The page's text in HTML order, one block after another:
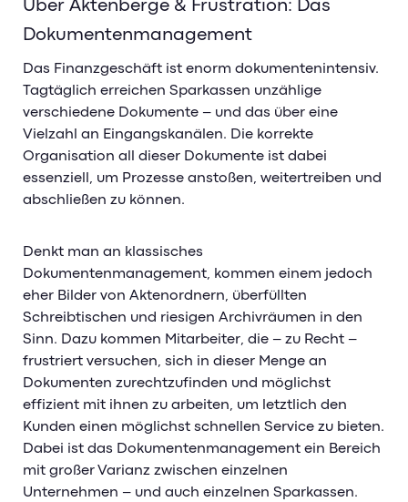
Über Aktenberge & Frustration: Das
Dokumentenmanagement
Das Finanzgeschäft ist enorm dokumentenintensiv.
Tagtäglich erreichen Sparkassen unzählige
verschiedene Dokumente – und das über eine
Vielzahl an Eingangskanälen. Die korrekte
Organisation all dieser Dokumente ist dabei
essenziell, um Prozesse anstoßen, weitertreiben und
abschließen zu können.
Denkt man an klassisches
Dokumentenmanagement, kommen einem jedoch
eher Bilder von Aktenordnern, überfüllten
Schreibtischen und riesigen Archivräumen in den
Sinn. Dazu kommen Mitarbeiter, die – zu Recht –
frustriert versuchen, sich in dieser Menge an
Dokumenten zurechtzufinden und möglichst
effizient mit ihnen zu arbeiten, um letztlich den
Kunden einen möglichst schnellen Service zu bieten.
Dabei ist das Dokumentenmanagement ein Bereich
mit großer Varianz zwischen einzelnen
Unternehmen – und auch einzelnen Sparkassen.